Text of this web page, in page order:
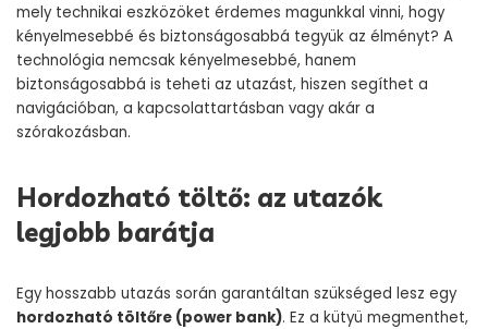
mely technikai eszközöket érdemes magunkkal vinni, hogy
kényelmesebbé és biztonságosabbá tegyük az élményt? A
technológia nemcsak kényelmesebbé, hanem
biztonságosabbá is teheti az utazást, hiszen segíthet a
navigációban, a kapcsolattartásban vagy akár a
szórakozásban.
Hordozható töltő: az utazók
legjobb barátja
Egy hosszabb utazás során garantáltan szükséged lesz egy
hordozható töltőre (power bank). Ez a kütyü megmenthet,